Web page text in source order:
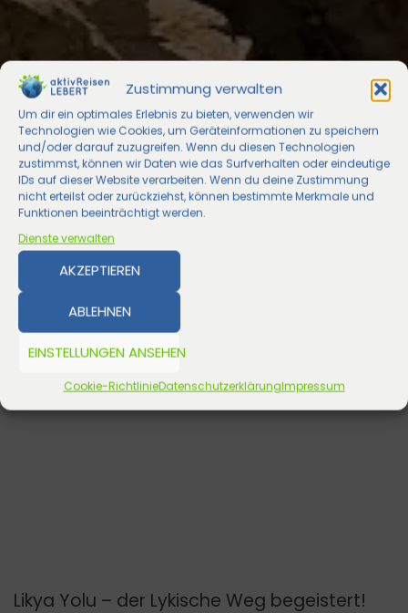
Zustimmung verwalten
Um dir ein optimales Erlebnis zu bieten, verwenden wir
Technologien wie Cookies, um Geräteinformationen zu speichern
und/oder darauf zuzugreifen. Wenn du diesen Technologien
zustimmst, können wir Daten wie das Surfverhalten oder eindeutige
IDs auf dieser Website verarbeiten. Wenn du deine Zustimmung
nicht erteilst oder zurückziehst, können bestimmte Merkmale und
Funktionen beeinträchtigt werden.
Dienste verwalten
AKZEPTIEREN
ABLEHNEN
EINSTELLUNGEN ANSEHEN
Cookie-RichtlinieDatenschutzerklärungImpressum
Likya Yolu – der Lykische Weg begeistert!